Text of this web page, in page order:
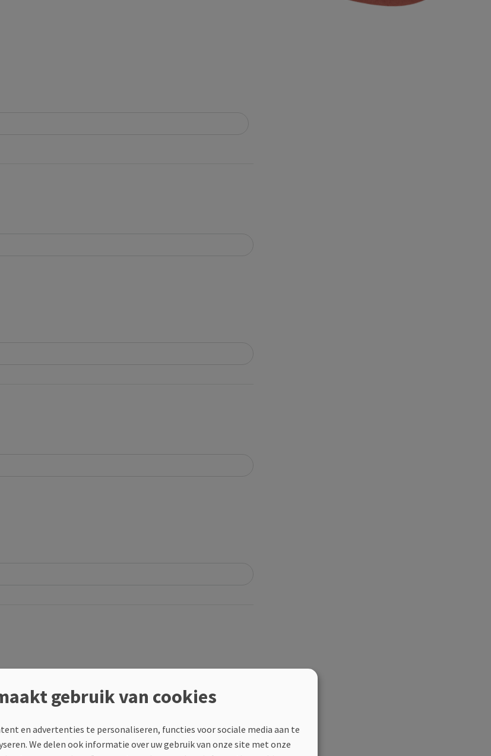
gebruik van cookies
en advertenties te personaliseren, functies voor sociale media aan te
We delen ook informatie over uw gebruik van onze site met onze